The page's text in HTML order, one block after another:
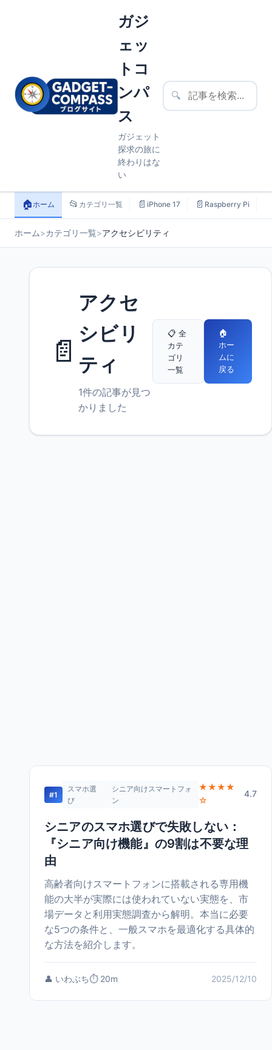
ガジ
ェッ
トコ
ンパ
ス
ガジェット
探求の旅に
終わりはな
い
🔍
🏠ホーム 📂 カテゴリ一覧 📄 iPhone 17 📄 Raspberry Pi
ホーム>カテゴリ一覧>アクセシビリティ
📄
アクセ
シビリ
ティ
1件の記事が見つ
かりました
📋 全
カテ
ゴリ
一覧
🏠
ホー
ムに
戻る
#1
スマホ選
び
シニア向けスマートフォ
ン
★★★★
☆
4.7
シニアのスマホ選びで失敗しない：
『シニア向け機能』の9割は不要な理
由
高齢者向けスマートフォンに搭載される専用機
能の大半が実際には使われていない実態を、市
場データと利用実態調査から解明。本当に必要
な5つの条件と、一般スマホを最適化する具体的
な方法を紹介します。
👤 いわぶち⏱️ 20m 2025/12/10